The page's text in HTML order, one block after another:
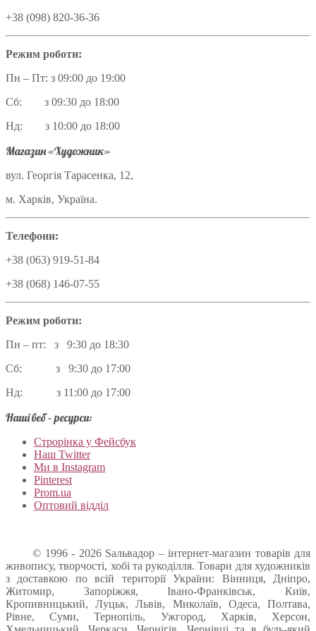
+38 (098) 820-36-36
Режим роботи:
Пн – Пт: з 09:00 до 19:00
Сб: з 09:30 до 18:00
Нд: з 10:00 до 18:00
Магазин «Художник»
вул. Георгія Тарасенка, 12,
м. Харків, Україна.
Телефони:
+38 (063) 919-51-84
+38 (068) 146-07-55
Режим роботи:
Пн – пт: з 9:30 до 18:30
Сб: з 9:30 до 17:00
Нд: з 11:00 до 17:00
Наші веб – ресурси:
Строрінка у Фейсбук
Наш Twitter
Ми в Instagram
Pinterest
Prom.ua
Оптовий відділ
© 1996 - 2026 Sальвадор – інтернет-магазин товарів для
живопису, творчості, хобі та рукоділля. Товари для художників
з доставкою по всій території України: Вінниця, Дніпро,
Житомир, Запоріжжя, Івано-Франківськ, Київ,
Кропивницький, Луцьк, Львів, Миколаїв, Одеса, Полтава,
Рівне, Суми, Тернопіль, Ужгород, Харків, Херсон,